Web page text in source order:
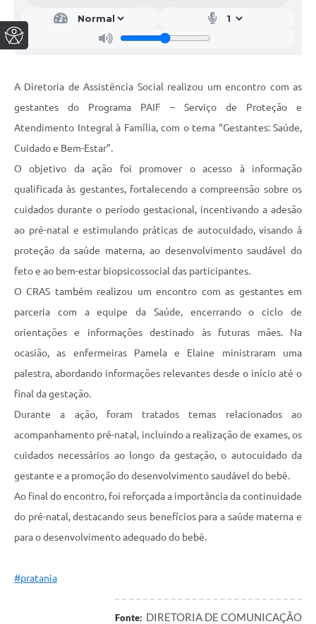
A Diretoria de Assistência Social realizou um encontro com as
gestantes do Programa PAIF – Serviço de Proteção e
Atendimento Integral à Família, com o tema “Gestantes: Saúde,
Cuidado e Bem-Estar”.
O objetivo da ação foi promover o acesso à informação
qualificada às gestantes, fortalecendo a compreensão sobre os
cuidados durante o período gestacional, incentivando a adesão
ao pré-natal e estimulando práticas de autocuidado, visando à
proteção da saúde materna, ao desenvolvimento saudável do
feto e ao bem-estar biopsicossocial das participantes.
O CRAS também realizou um encontro com as gestantes em
parceria com a equipe da Saúde, encerrando o ciclo de
orientações e informações destinado às futuras mães. Na
ocasião, as enfermeiras Pamela e Elaine ministraram uma
palestra, abordando informações relevantes desde o início até o
final da gestação.
Durante a ação, foram tratados temas relacionados ao
acompanhamento pré-natal, incluindo a realização de exames, os
cuidados necessários ao longo da gestação, o autocuidado da
gestante e a promoção do desenvolvimento saudável do bebê.
Ao final do encontro, foi reforçada a importância da continuidade
do pré-natal, destacando seus benefícios para a saúde materna e
para o desenvolvimento adequado do bebê.
#pratania
Fonte: DIRETORIA DE COMUNICAÇÃO